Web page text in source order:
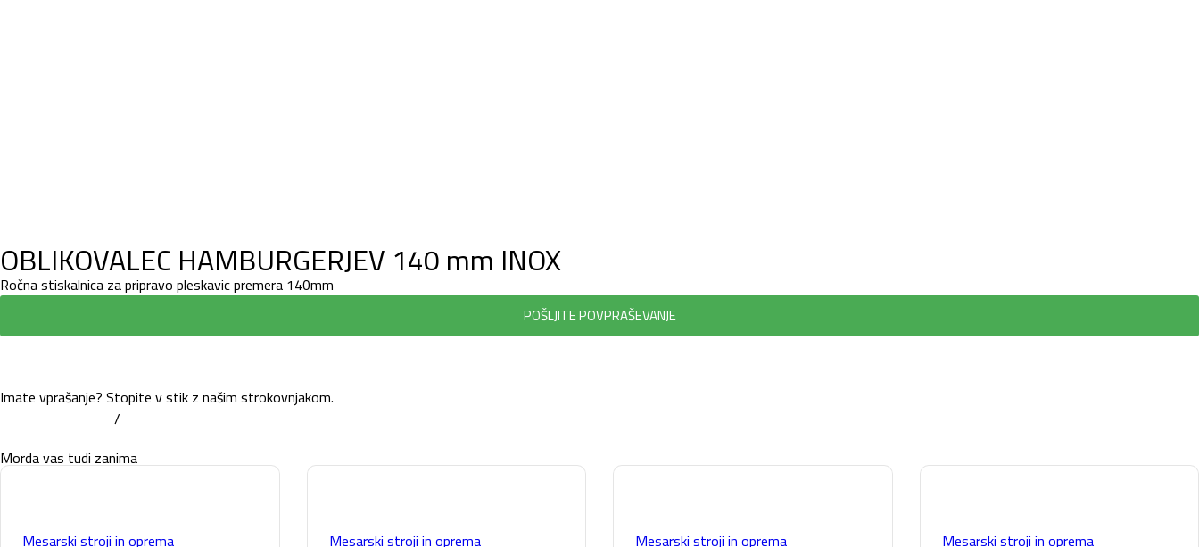
OBLIKOVALEC HAMBURGERJEV 140 mm INOX
Ročna stiskalnica za pripravo pleskavic premera 140mm
POŠLJITE POVPRAŠEVANJE
Imate vprašanje? Stopite v stik z našim strokovnjakom.
/
Morda vas tudi zanima
Mesarski stroji in oprema Mesarski stroji in oprema Mesarski stroji in oprema Mesarski stroji in oprema